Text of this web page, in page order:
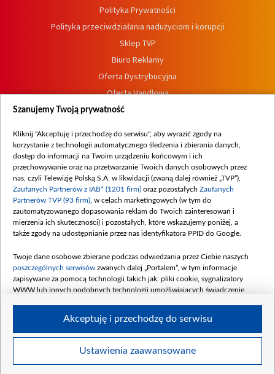
Polityka Prywatności
Polityka przeciwdziałania nadużyciom i korupcji
Sklep TVP
Biuro Reklamy
Oferta Dystrybucyjna
Oferta Handlowa
Dostępność
Procedura zgłoszeń wewnętrznych
© 2026 Telewizja Polska S. A. w likwidacji
Szanujemy Twoją prywatność
Kliknij "Akceptuję i przechodzę do serwisu", aby wyrazić zgody na
korzystanie z technologii automatycznego śledzenia i zbierania danych,
dostęp do informacji na Twoim urządzeniu końcowym i ich
przechowywanie oraz na przetwarzanie Twoich danych osobowych przez
nas, czyli Telewizję Polską S.A. w likwidacji (zwaną dalej również „TVP”),
Zaufanych Partnerów z IAB* (1201 firm) oraz pozostałych Zaufanych
Partnerów TVP (93 firm) , w celach marketingowych (w tym do
zautomatyzowanego dopasowania reklam do Twoich zainteresowań i
mierzenia ich skuteczności) i pozostałych, które wskazujemy poniżej, a
także zgody na udostępnianie przez nas identyfikatora PPID do Google.
Twoje dane osobowe zbierane podczas odwiedzania przez Ciebie naszych
poszczególnych serwisów zwanych dalej „Portalem”, w tym informacje
zapisywane za pomocą technologii takich jak: pliki cookie, sygnalizatory
WWW lub innych podobnych technologii umożliwiających świadczenie
Twoje dane osobowe zbierane podczas odwiedzania przez Ciebie
Ustawienia zaawansowane
Akceptuję i przechodzę do serwisu